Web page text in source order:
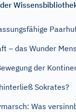
– das Wunder
der
Sokrates?
Was